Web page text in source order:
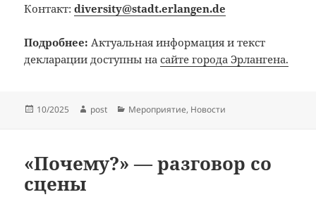
Контакт:diversity@stadt.erlangen.de
Подробнее: Актуальная информация и текст
декларации доступны насайте города Эрлангена.
Опубликовано
10/2025 Автор
post Рубрики
Мероприятие, Новости
«Почему?» — разговор со
сцены